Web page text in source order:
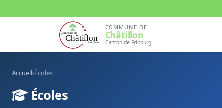
COMMUNE DE
Châtillon
Canton de Fribourg
Accueil›Écoles
Écoles